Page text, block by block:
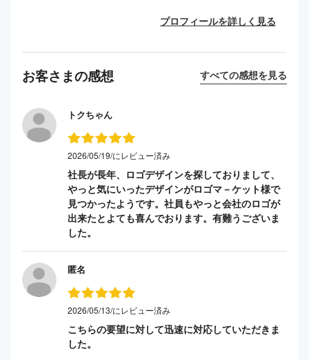
プロフィールを詳しく見る
お客さまの感想 すべての感想を見る
トクちゃん
2026/05/19/にレビュー済み
社長が長年、ロゴデザインを探しておりまして、
やっと気にいったデザインがロゴマ－ケット様で
見つかったようです。社員もやっと会社のロゴが
出来たとよても喜んでおります。有難うございま
した。
匿名
2026/05/13/にレビュー済み
こちらの要望に対して迅速に対応していただきま
した。